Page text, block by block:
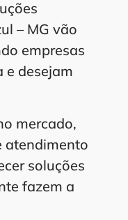
– MG vão
empresas
e desejam
mercado,
atendimento
soluções
fazem a